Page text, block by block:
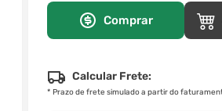
Comprar
Calcular Frete:
* Prazo de frete simulado a partir do